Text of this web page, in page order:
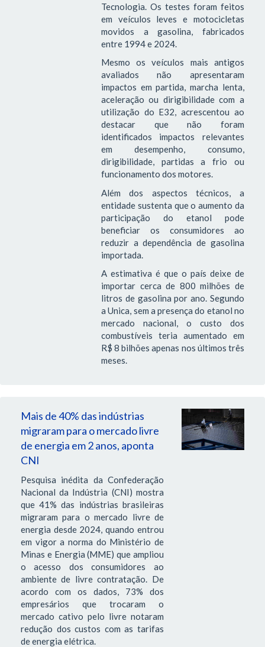
Tecnologia. Os testes foram feitos
em veículos leves e motocicletas
movidos a gasolina, fabricados
entre 1994 e 2024.
Mesmo os veículos mais antigos
avaliados não apresentaram
impactos em partida, marcha lenta,
aceleração ou dirigibilidade com a
utilização do E32, acrescentou ao
destacar que não foram
identificados impactos relevantes
em desempenho, consumo,
dirigibilidade, partidas a frio ou
funcionamento dos motores.
Além dos aspectos técnicos, a
entidade sustenta que o aumento da
participação do etanol pode
beneficiar os consumidores ao
reduzir a dependência de gasolina
importada.
A estimativa é que o país deixe de
importar cerca de 800 milhões de
litros de gasolina por ano. Segundo
a Unica, sem a presença do etanol no
mercado nacional, o custo dos
combustíveis teria aumentado em
R$ 8 bilhões apenas nos últimos três
meses.
Mais de 40% das indústrias
migraram para o mercado livre
de energia em 2 anos, aponta
CNI
Pesquisa inédita da Confederação
Nacional da Indústria (CNI) mostra
que 41% das indústrias brasileiras
migraram para o mercado livre de
energia desde 2024, quando entrou
em vigor a norma do Ministério de
Minas e Energia (MME) que ampliou
o acesso dos consumidores ao
ambiente de livre contratação. De
acordo com os dados, 73% dos
empresários que trocaram o
mercado cativo pelo livre notaram
redução dos custos com as tarifas
de energia elétrica.